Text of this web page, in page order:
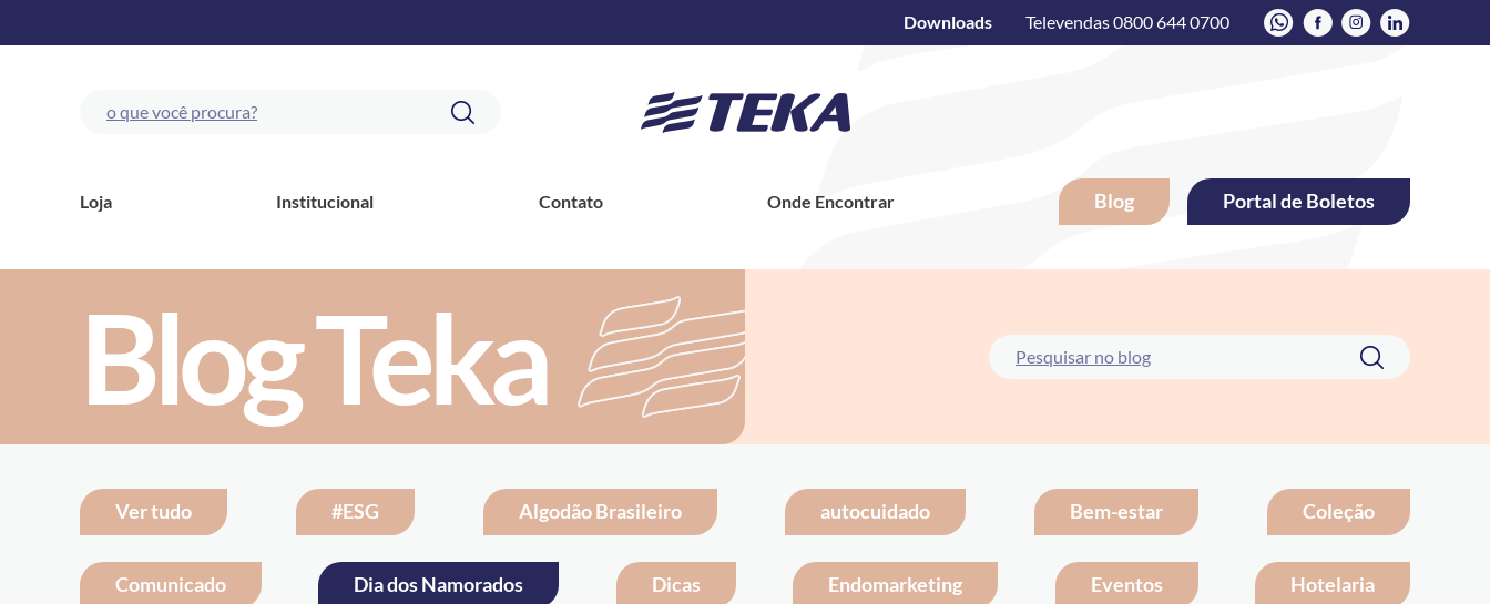
Downloads Televendas 0800 644 0700
Loja Institucional Contato Onde Encontrar Blog Portal de Boletos
Blog Teka
Ver tudo #ESG Algodão Brasileiro autocuidado Bem-estar Coleção
Comunicado Dia dos Namorados Dicas Endomarketing Eventos Hotelaria